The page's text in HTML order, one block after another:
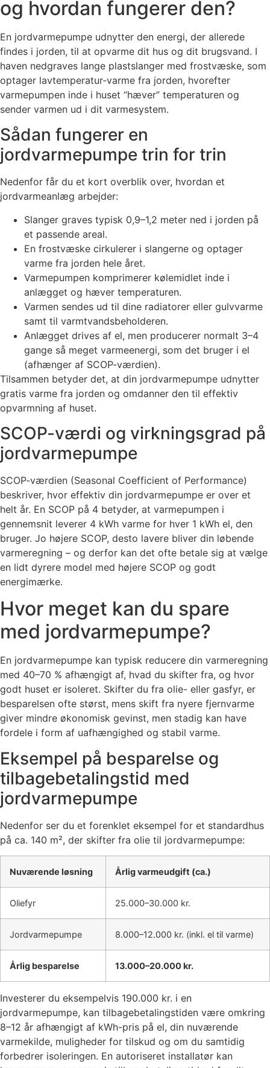
og hvordan fungerer den?
En jordvarmepumpe udnytter den energi, der allerede
findes i jorden, til at opvarme dit hus og dit brugsvand. I
haven nedgraves lange plastslanger med frostvæske, som
optager lavtemperatur-varme fra jorden, hvorefter
varmepumpen inde i huset “hæver” temperaturen og
sender varmen ud i dit varmesystem.
Sådan fungerer en
jordvarmepumpe trin for trin
Nedenfor får du et kort overblik over, hvordan et
jordvarmeanlæg arbejder:
Slanger graves typisk 0,9–1,2 meter ned i jorden på
et passende areal.
En frostvæske cirkulerer i slangerne og optager
varme fra jorden hele året.
Varmepumpen komprimerer kølemidlet inde i
anlægget og hæver temperaturen.
Varmen sendes ud til dine radiatorer eller gulvvarme
samt til varmtvandsbeholderen.
Anlægget drives af el, men producerer normalt 3–4
gange så meget varmeenergi, som det bruger i el
(afhænger af SCOP-værdien).
Tilsammen betyder det, at din jordvarmepumpe udnytter
gratis varme fra jorden og omdanner den til effektiv
opvarmning af huset.
SCOP-værdi og virkningsgrad på
jordvarmepumpe
SCOP-værdien (Seasonal Coefficient of Performance)
beskriver, hvor effektiv din jordvarmepumpe er over et
helt år. En SCOP på 4 betyder, at varmepumpen i
gennemsnit leverer 4 kWh varme for hver 1 kWh el, den
bruger. Jo højere SCOP, desto lavere bliver din løbende
varmeregning – og derfor kan det ofte betale sig at vælge
en lidt dyrere model med højere SCOP og godt
energimærke.
Hvor meget kan du spare
med jordvarmepumpe?
En jordvarmepumpe kan typisk reducere din varmeregning
med 40–70 % afhængigt af, hvad du skifter fra, og hvor
godt huset er isoleret. Skifter du fra olie- eller gasfyr, er
besparelsen ofte størst, mens skift fra nyere fjernvarme
giver mindre økonomisk gevinst, men stadig kan have
fordele i form af uafhængighed og stabil varme.
Eksempel på besparelse og
tilbagebetalingstid med
jordvarmepumpe
Nedenfor ser du et forenklet eksempel for et standardhus
på ca. 140 m², der skifter fra olie til jordvarmepumpe:
Nuværende løsning Årlig varmeudgift (ca.)
Oliefyr 25.000–30.000 kr.
Jordvarmepumpe 8.000–12.000 kr. (inkl. el til varme)
Årlig besparelse 13.000–20.000 kr.
Investerer du eksempelvis 190.000 kr. i en
jordvarmepumpe, kan tilbagebetalingstiden være omkring
8–12 år afhængigt af kWh-pris på el, din nuværende
varmekilde, muligheder for tilskud og om du samtidig
forbedrer isoleringen. En autoriseret installatør kan